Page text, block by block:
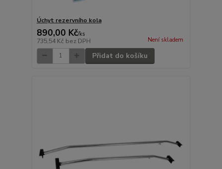
Úchyt rezervního kola
890,00 Kč/ks
735,54 Kč bez DPH Není skladem
Přidat do košíku